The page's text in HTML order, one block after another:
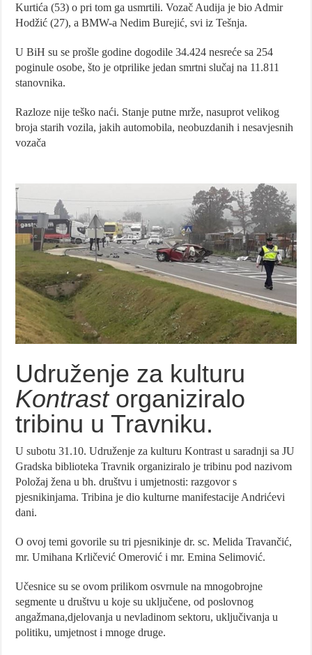
Kurtića (53) o pri tom ga usmrtili. Vozač Audija je bio Admir
Hodžić (27), a BMW-a Nedim Burejić, svi iz Tešnja.
U BiH su se prošle godine dogodile 34.424 nesreće sa 254
poginule osobe, što je otprilike jedan smrtni slučaj na 11.811
stanovnika.
Razloze nije teško naći. Stanje putne mrže, nasuprot velikog
broja starih vozila, jakih automobila, neobuzdanih i nesavjesnih
vozača
Udruženje za kulturu
Kontrastorganiziralo
tribinu u Travniku.
U subotu 31.10. Udruženje za kulturu Kontrast u saradnji sa JU
Gradska biblioteka Travnik organiziralo je tribinu pod nazivom
Položaj žena u bh. društvu i umjetnosti: razgovor s
pjesnikinjama. Tribina je dio kulturne manifestacije Andrićevi
dani.
O ovoj temi govorile su tri pjesnikinje dr. sc. Melida Travančić,
mr. Umihana Krličević Omerović i mr. Emina Selimović.
Učesnice su se ovom prilikom osvrnule na mnogobrojne
segmente u društvu u koje su uključene, od poslovnog
angažmana,djelovanja u nevladinom sektoru, uključivanja u
politiku, umjetnost i mnoge druge.